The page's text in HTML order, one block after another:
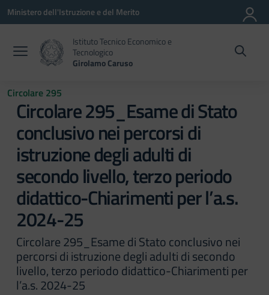
Vai ai contenuti
Vai al menu di navigazione
Vai al footer
Ministero dell'Istruzione e del Merito
Istituto Tecnico Economico e
Tecnologico
Girolamo Caruso
Circolare 295
Circolare 295_Esame di Stato
conclusivo nei percorsi di
istruzione degli adulti di
secondo livello, terzo periodo
didattico-Chiarimenti per l’a.s.
2024-25
Circolare 295_Esame di Stato conclusivo nei
percorsi di istruzione degli adulti di secondo
livello, terzo periodo didattico-Chiarimenti per
l’a.s. 2024-25